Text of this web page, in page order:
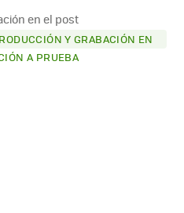
en el post
Y GRABACIÓN EN
A PRUEBA